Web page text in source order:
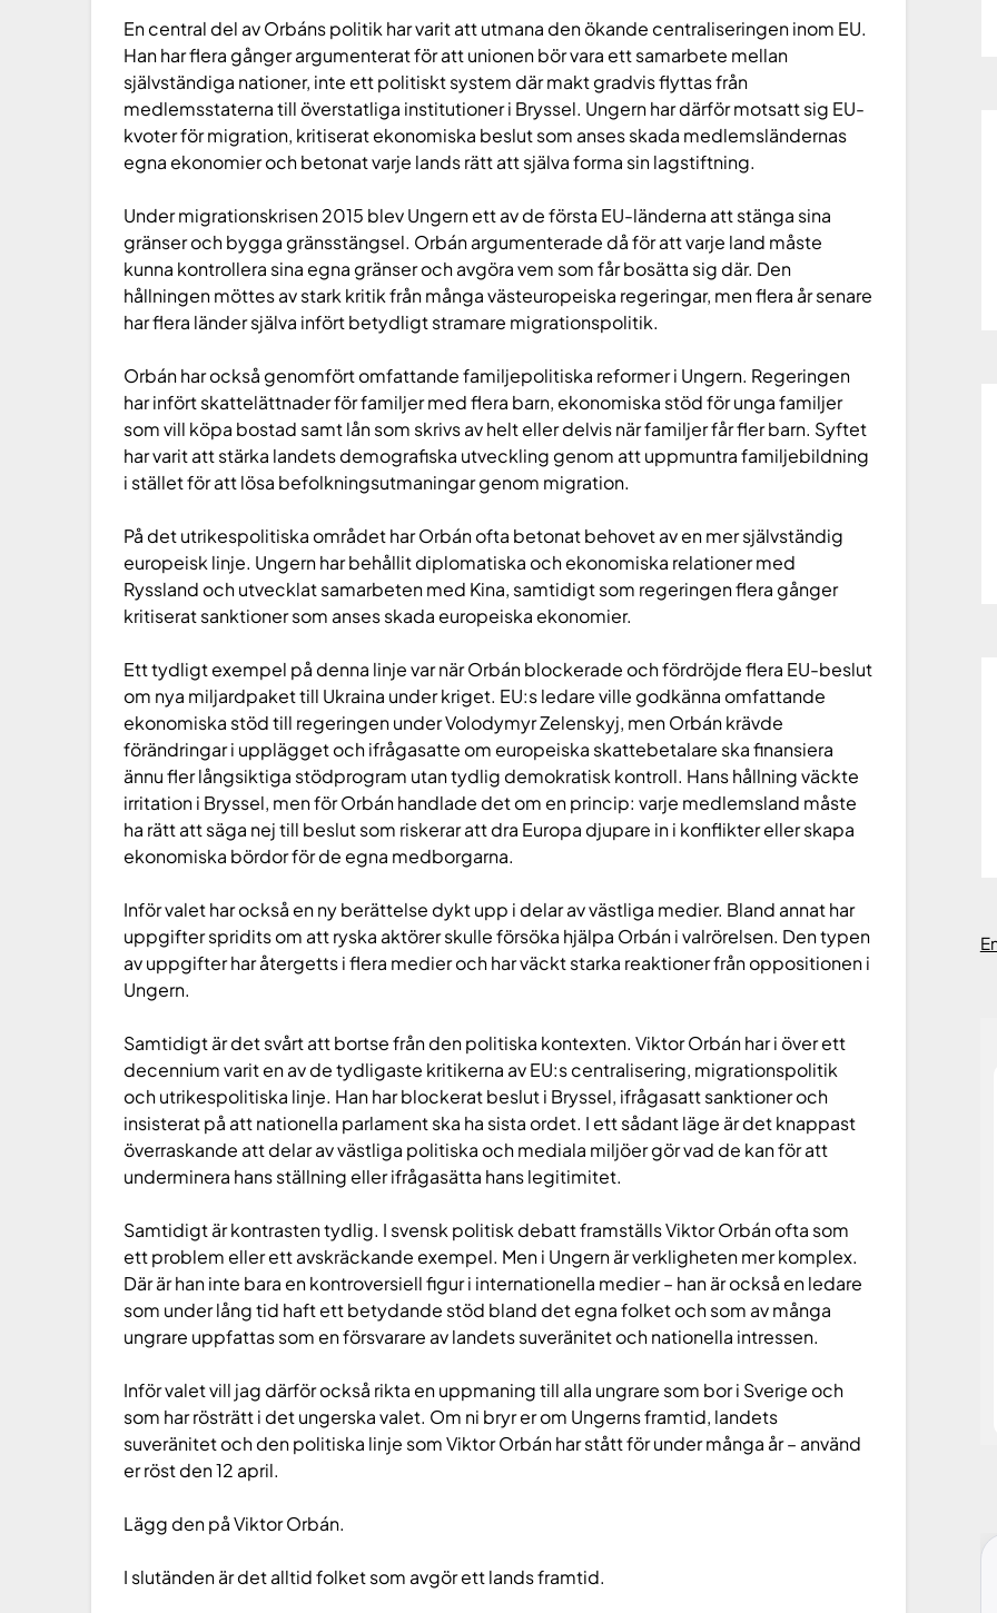
En central del av Orbáns politik har varit att utmana den ökande centraliseringen inom EU.
Han har flera gånger argumenterat för att unionen bör vara ett samarbete mellan
självständiga nationer, inte ett politiskt system där makt gradvis flyttas från
medlemsstaterna till överstatliga institutioner i Bryssel. Ungern har därför motsatt sig EU-
kvoter för migration, kritiserat ekonomiska beslut som anses skada medlemsländernas
egna ekonomier och betonat varje lands rätt att själva forma sin lagstiftning.
Under migrationskrisen 2015 blev Ungern ett av de första EU-länderna att stänga sina
gränser och bygga gränsstängsel. Orbán argumenterade då för att varje land måste
kunna kontrollera sina egna gränser och avgöra vem som får bosätta sig där. Den
hållningen möttes av stark kritik från många västeuropeiska regeringar, men flera år senare
har flera länder själva infört betydligt stramare migrationspolitik.
Orbán har också genomfört omfattande familjepolitiska reformer i Ungern. Regeringen
har infört skattelättnader för familjer med flera barn, ekonomiska stöd för unga familjer
som vill köpa bostad samt lån som skrivs av helt eller delvis när familjer får fler barn. Syftet
har varit att stärka landets demografiska utveckling genom att uppmuntra familjebildning
i stället för att lösa befolkningsutmaningar genom migration.
På det utrikespolitiska området har Orbán ofta betonat behovet av en mer självständig
europeisk linje. Ungern har behållit diplomatiska och ekonomiska relationer med
Ryssland och utvecklat samarbeten med Kina, samtidigt som regeringen flera gånger
kritiserat sanktioner som anses skada europeiska ekonomier.
Ett tydligt exempel på denna linje var när Orbán blockerade och fördröjde flera EU-beslut
om nya miljardpaket till Ukraina under kriget. EU:s ledare ville godkänna omfattande
ekonomiska stöd till regeringen under Volodymyr Zelenskyj, men Orbán krävde
förändringar i upplägget och ifrågasatte om europeiska skattebetalare ska finansiera
ännu fler långsiktiga stödprogram utan tydlig demokratisk kontroll. Hans hållning väckte
irritation i Bryssel, men för Orbán handlade det om en princip: varje medlemsland måste
ha rätt att säga nej till beslut som riskerar att dra Europa djupare in i konflikter eller skapa
ekonomiska bördor för de egna medborgarna.
Inför valet har också en ny berättelse dykt upp i delar av västliga medier. Bland annat har
uppgifter spridits om att ryska aktörer skulle försöka hjälpa Orbán i valrörelsen. Den typen
av uppgifter har återgetts i flera medier och har väckt starka reaktioner från oppositionen i
Ungern.
Samtidigt är det svårt att bortse från den politiska kontexten. Viktor Orbán har i över ett
decennium varit en av de tydligaste kritikerna av EU:s centralisering, migrationspolitik
och utrikespolitiska linje. Han har blockerat beslut i Bryssel, ifrågasatt sanktioner och
insisterat på att nationella parlament ska ha sista ordet. I ett sådant läge är det knappast
överraskande att delar av västliga politiska och mediala miljöer gör vad de kan för att
underminera hans ställning eller ifrågasätta hans legitimitet.
Samtidigt är kontrasten tydlig. I svensk politisk debatt framställs Viktor Orbán ofta som
ett problem eller ett avskräckande exempel. Men i Ungern är verkligheten mer komplex.
Där är han inte bara en kontroversiell figur i internationella medier – han är också en ledare
som under lång tid haft ett betydande stöd bland det egna folket och som av många
ungrare uppfattas som en försvarare av landets suveränitet och nationella intressen.
Inför valet vill jag därför också rikta en uppmaning till alla ungrare som bor i Sverige och
som har rösträtt i det ungerska valet. Om ni bryr er om Ungerns framtid, landets
suveränitet och den politiska linje som Viktor Orbán har stått för under många år – använd
er röst den 12 april.
Lägg den på Viktor Orbán.
I slutänden är det alltid folket som avgör ett lands framtid.